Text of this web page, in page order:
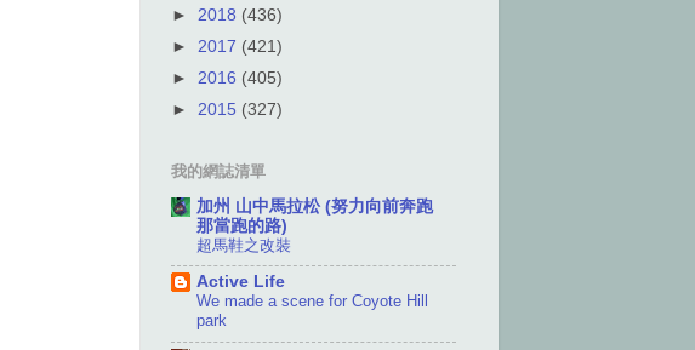
► 2018 (436)
► 2017 (421)
► 2016 (405)
► 2015 (327)
我的網誌清單
加州 山中馬拉松 (努力向前奔跑
那當跑的路)
超馬鞋之改裝
Active Life
We made a scene for Coyote Hill
park